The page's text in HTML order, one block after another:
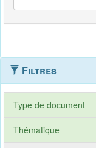
Filtres
Type de document
Thématique